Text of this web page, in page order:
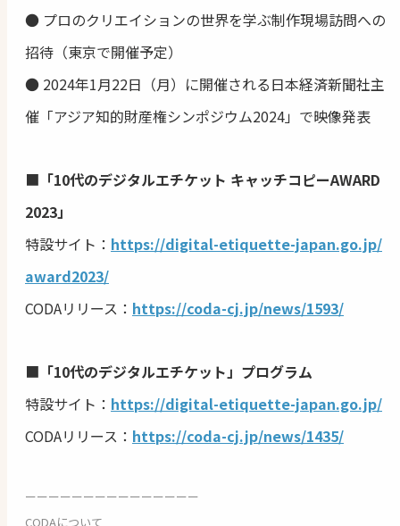
● プロのクリエイションの世界を学ぶ制作現場訪問への
招待（東京で開催予定）
● 2024年1月22日（月）に開催される日本経済新聞社主
催「アジア知的財産権シンポジウム2024」で映像発表
■ 「10代のデジタルエチケット キャッチコピーAWARD
2023」
特設サイト： https://digital-etiquette-japan.go.jp/
award2023/
CODAリリース： https://coda-cj.jp/news/1593/
■ 「10代のデジタルエチケット」プログラム
特設サイト： https://digital-etiquette-japan.go.jp/
CODAリリース： https://coda-cj.jp/news/1435/
ーーーーーーーーーーーーーーー
CODAについて